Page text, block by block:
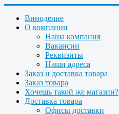
Виноделие
О компании
Наша компания
Вакансии
Реквизиты
Наши адреса
Заказ и доставка товара
Заказ товара
Хочешь такой же магазин?
Доставка товара
Офисы доставки